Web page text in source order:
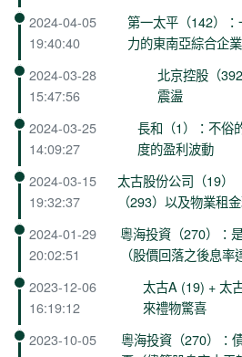
2024-04-05
19:40:40
第一太平（142）
力的東南亞綜合企業
2024-03-28
15:47:56
北京控股（
震盪
2024-03-25
14:09:27
長和（1）：不俗
度的盈利波動
2024-03-15
19:32:37
太古股份公司（19）
（293）以及物業租
2024-01-29
20:02:51
粵海投資（270）：
（股價回落之後息率
2023-12-06
16:19:12
太古A (19) + 太
來禮物驚喜
2023-10-05
粵海投資（270）：